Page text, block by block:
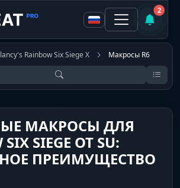
2
Rainbow Six Siege X Макросы R6
МАКРОСЫ ДЛЯ
SIEGE ОТ SU:
ПРЕИМУЩЕСТВО